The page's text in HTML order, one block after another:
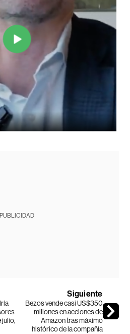
PUBLICIDAD
julio,
Siguiente
Bezos vende casi US$350
millones en acciones de
Amazon tras máximo
histórico de la compañía